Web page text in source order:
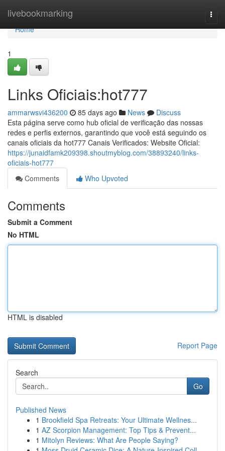
livebookmarking
Home
Home
1
Links Oficiais:hot777
ammarwsvi436200 85 days ago News
Discuss
Esta página serve como hub oficial de verificação das nossas
redes e perfis externos, garantindo que você está seguindo os
canais oficiais da hot777 Canais Verificados: Website Oficial:
https://junaidfamk209398.shoutmyblog.com/38893240/links-
oficiais-hot777
Comments
Who Upvoted
Comments
Submit a Comment
No HTML
HTML is disabled
Report Page
Search
Go
Published News
1 Brookfield Spa Retreats: Your Ultimate Wellnes...
1 AZ Scorpion Management: Top Tips & Prevent...
1 Mitolyn Reviews: What Are People Saying?